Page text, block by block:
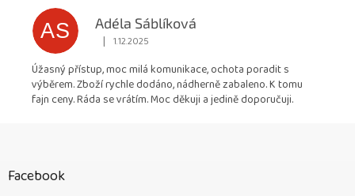
AS
Adéla Sáblíková
Hodnocení obchodu je 5 z 5 hvězdiček.
| 1.12.2025
Úžasný přístup, moc milá komunikace, ochota poradit s
výběrem. Zboží rychle dodáno, nádherně zabaleno. K tomu
fajn ceny. Ráda se vrátím. Moc děkuji a jedině doporučuji.
Facebook